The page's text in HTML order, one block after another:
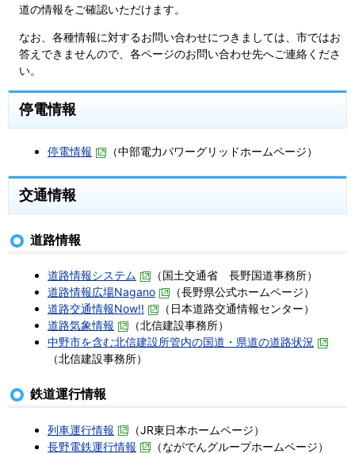
道の情報をご確認いただけます。
なお、各種情報に対するお問い合わせにつきましては、市ではお
答えできませんので、各ページのお問い合わせ先へご連絡くださ
い。
停電情報
停電情報 （中部電力パワーグリッドホームページ）
交通情報
道路情報
道路情報システム
（国土交通省 長野国道事務所）
道路情報広場Nagano
（長野県公式ホームページ）
道路交通情報Now!!
（日本道路交通情報センター）
道路気象情報
（北信建設事務所）
中野市を含む北信建設所管内の国道・県道の道路状況
（北信建設事務所）
鉄道運行情報
列車運行情報
（JR東日本ホームページ）
長野電鉄運行情報
（ながでんグループホームページ）